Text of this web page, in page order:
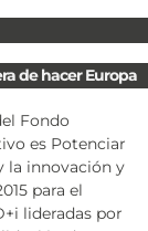
de hacer Europa
Fondo
es Potenciar
la innovación y
para el
lideradas por